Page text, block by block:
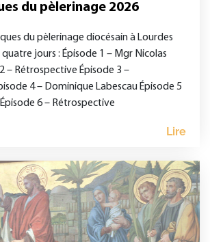
du pèlerinage 2026
du pèlerinage diocésain à Lourdes
jours : Épisode 1 – Mgr Nicolas
– Rétrospective Épisode 3 –
4 – Dominique Labescau Épisode 5
6 – Rétrospective
Lire